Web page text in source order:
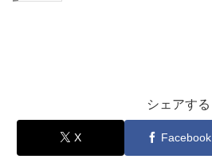
シェアする
X Facebook